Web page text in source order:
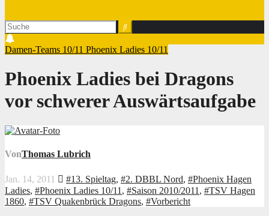
Damen-Teams 10/11 Phoenix Ladies 10/11
Phoenix Ladies bei Dragons
vor schwerer Auswärtsaufgabe
VonThomas Lubrich
Jan. 14, 2011 #13. Spieltag, #2. DBBL Nord, #Phoenix Hagen
Ladies, #Phoenix Ladies 10/11, #Saison 2010/2011, #TSV Hagen
1860, #TSV Quakenbrück Dragons, #Vorbericht